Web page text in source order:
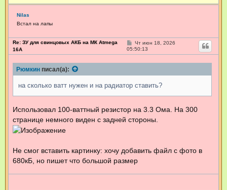
Nilas
Встал на лапы
Re: ЗУ для свинцовых АКБ на МК Atmega
16А
С
о
о
и
Чт июн 18, 2026
05:50:13
Рюмкин писал(а):
на сколько ватт нужен и на радиатор ставить?
Использовал 100-ваттный резистор на 3.3 Ома. На 300
странице немного виден с задней стороны.
Не смог вставить картинку: хочу добавить файл с фото в
680кБ, но пишет что большой размер